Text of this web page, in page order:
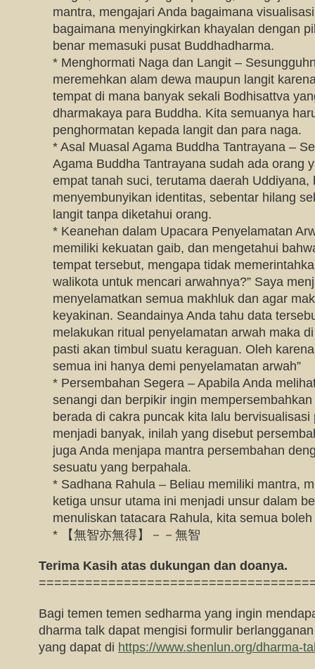
mantra, mengajari Anda bagaimana
bagaimana menyingkirkan khayalan dengan
benar memasuki pusat Buddhadharma.
* Menghormati Naga dan Langit –
meremehkan alam dewa maupun langit
tempat di mana banyak sekali Bodhisattva
dharmakaya para Buddha. Kita semuanya
penghormatan kepada langit dan para naga.
* Asal Muasal Agama Buddha Tantrayana –
Agama Buddha Tantrayana sudah ada orang
empat tanah suci, terutama daerah Uddiyana,
menyembunyikan identitas, sebentar hilang
langit tanpa diketahui orang.
* Keanehan dalam Upacara Penyelamatan
memiliki kekuatan gaib, dan mengetahui
tempat tersebut, mengapa tidak
walikota untuk mencari arwahnya?” Saya
menyelamatkan semua makhluk dan agar
keyakinan. Seandainya Anda tahu data
melakukan ritual penyelamatan arwah maka
pasti akan timbul suatu keraguan. Oleh
semua ini hanya demi penyelamatan arwah”
* Persembahan Segera – Apabila Anda
senangi dan berpikir ingin
berada di cakra puncak kita lalu
menjadi banyak, inilah yang disebut
juga Anda menjapa mantra persembahan
sesuatu yang berpahala.
* Sadhana Rahula – Beliau memiliki mantra,
ketiga unsur utama ini menjadi unsur dalam
menuliskan tatacara Rahula, kita semua
* 【無智亦無得】－－無智
Terima Kasih atas dukungan dan doanya.
Bagi temen temen sedharma yang ingin
dharma talk dapat mengisi formulir
yang dapat di https://www.shenlun.org/dharma-